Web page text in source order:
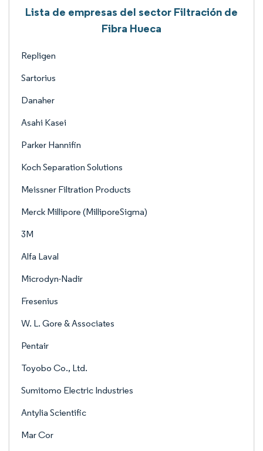
Lista de empresas del sector Filtración de
Fibra Hueca
Repligen
Sartorius
Danaher
Asahi Kasei
Parker Hannifin
Koch Separation Solutions
Meissner Filtration Products
Merck Millipore (MilliporeSigma)
3M
Alfa Laval
Microdyn-Nadir
Fresenius
W. L. Gore & Associates
Pentair
Toyobo Co., Ltd.
Sumitomo Electric Industries
Antylia Scientific
Mar Cor